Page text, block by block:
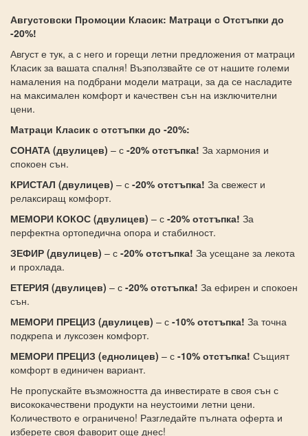
Августовски Промоции Класик: Матраци с Отстъпки до
-20%!
Август е тук, а с него и горещи летни предложения от матраци
Класик за вашата спалня! Възползвайте се от нашите големи
намаления на подбрани модели матраци, за да се насладите
на максимален комфорт и качествен сън на изключителни
цени.
Матраци Класик с отстъпки до -20%:
СОНАТА (двулицев) – с -20% отстъпка! За хармония и
спокоен сън.
КРИСТАЛ (двулицев) – с -20% отстъпка! За свежест и
релаксиращ комфорт.
МЕМОРИ КОКОС (двулицев) – с -20% отстъпка! За
перфектна ортопедична опора и стабилност.
ЗЕФИР (двулицев) – с -20% отстъпка! За усещане за лекота
и прохлада.
ЕТЕРИЯ (двулицев) – с -20% отстъпка! За ефирен и спокоен
сън.
МЕМОРИ ПРЕЦИЗ (двулицев) – с -10% отстъпка! За точна
подкрепа и луксозен комфорт.
МЕМОРИ ПРЕЦИЗ (еднолицев) – с -10% отстъпка! Същият
комфорт в единичен вариант.
Не пропускайте възможността да инвестирате в своя сън с
висококачествени продукти на неустоими летни цени.
Количеството е ограничено! Разгледайте пълната оферта и
изберете своя фаворит още днес!